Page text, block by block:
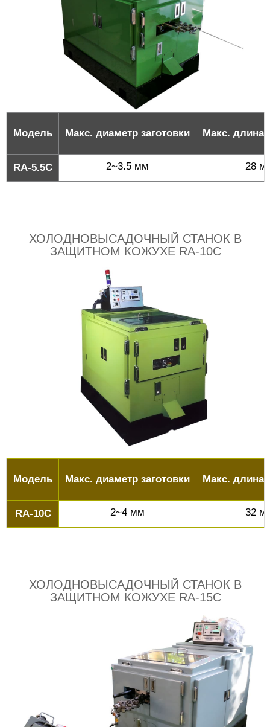
Модель Макс. диаметр заготовки Макс. длина
RA-5.5C 2~3.5 мм 28
ХОЛОДНОВЫСАДОЧНЫЙ СТАНОК В
ЗАЩИТНОМ КОЖУХЕ RA-10C
Модель Макс. диаметр заготовки Макс. длина
RA-10C 2~4 мм 32
ХОЛОДНОВЫСАДОЧНЫЙ СТАНОК В
ЗАЩИТНОМ КОЖУХЕ RA-15C